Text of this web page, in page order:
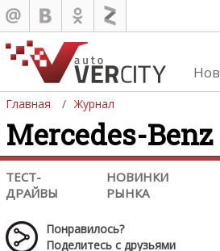
Главная Журнал
Mercedes-
ТЕСТ-
ДРАЙВЫ
НОВИНКИ
РЫНКА
Обзоры
Тест-драйвы
Новинки рынка
Суперкары
Концепт-кары и прототипы
Обзоры мото экипировки
Понравилось?
Поделитесь с друзьями